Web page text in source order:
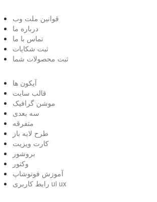
قوانین ملت وب
درباره ما
تماس با ما
ثبت شکایات
ثبت محصولات شما
آیکون ها
قالب سایت
موشن گرافیک
سه بعدی
متفرقه
طرح لایه باز
کارت ویزیت
بروشور
وکتور
آموزش فوتوشاپ
رابط کاربری ui ux